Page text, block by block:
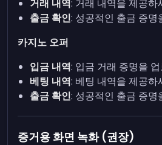
거래 내역: 거래 내역을 제공하
출금 확인: 성공적인 출금 증명
카지노 오퍼
입금 내역: 입금 거래 증명을
베팅 내역: 베팅 내역을 제공하
출금 확인: 성공적인 출금 증명
증거용 화면 녹화 (권장)